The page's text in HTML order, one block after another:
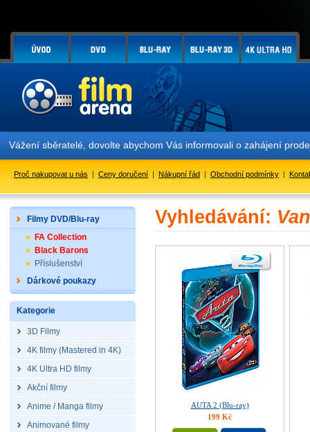
Vážení sběratelé, dovolte abychom Vás informovali o zahájení
Proč nakupovat u nás | Ceny doručení | Nákupní řád | Obchodní podmínky |
Filmy DVD/Blu-ray
FA Collection
Black Barons
Příslušenství
Dárkové poukazy
Kategorie
3D Filmy
4K filmy (Mastered in 4K)
4K Ultra HD filmy
Akční filmy
Anime / Manga filmy
Animované filmy
Vyhledávání:
AUTA 2 (Blu-ray)
199 Kč